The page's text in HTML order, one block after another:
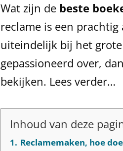
Wat zijn de beste
reclame is een
uiteindelijk bij het
gepassioneerd over,
bekijken. Lees verder…
Inhoud van deze
1. Reclamemaken, hoe